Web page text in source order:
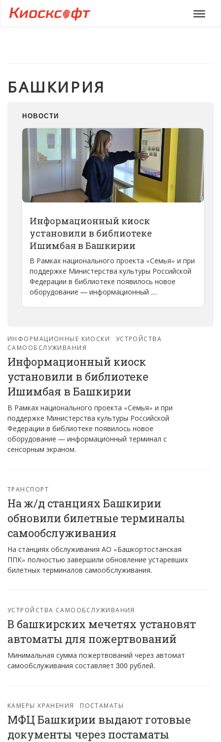
Меню
БАШКИРИЯ
НОВОСТИ
Информационный киоск
установили в библиотеке
Ишимбая в Башкирии
В Рамках национального проекта «Семья» и при
поддержке Министерства культуры Российской
Федерации в библиотеке появилось новое
оборудование — информационный ...
ИНФОРМАЦИОННЫЕ КИОСКИ
УСТРОЙСТВА
САМООБСЛУЖИВАНИЯ
Информационный киоск
установили в библиотеке
Ишимбая в Башкирии
В Рамках национального проекта «Семья» и при
поддержке Министерства культуры Российской
Федерации в библиотеке появилось новое
оборудование — информационный терминал с
сенсорным экраном.
ТРАНСПОРТ
На ж/д станциях Башкирии
обновили билетные терминалы
самообслуживания
На станциях обслуживания АО «Башкортостанская
ППК» полностью завершили обновление устаревших
билетных терминалов самообслуживания.
УСТРОЙСТВА САМООБСЛУЖИВАНИЯ
В башкирских мечетях установят
автоматы для пожертвований
Минимальная сумма пожертвований через автомат
самообслуживания составляет 300 рублей.
КАМЕРЫ ХРАНЕНИЯ ПОСТАМАТЫ
МФЦ Башкирии выдают готовые
документы через постаматы